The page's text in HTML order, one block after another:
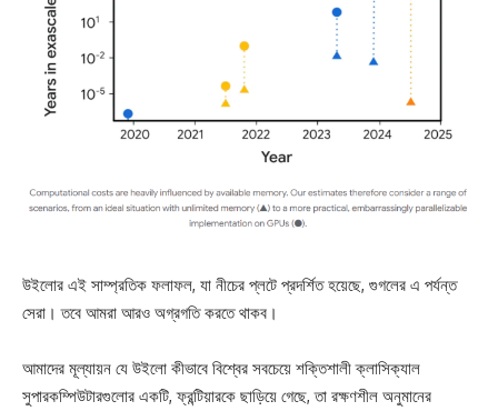
উইলোর এই সাম্প্রতিক ফলাফল, যা নীচের প্লটে প্রদর্শিত হয়েছে, গুগলের এ পর্যন্ত
সেরা। তবে আমরা আরও অগ্রগতি করতে থাকব।
আমাদের মূল্যায়ন যে উইলো কীভাবে বিশ্বের সবচেয়ে শক্তিশালী ক্লাসিক্যাল
সুপারকম্পিউটারগুলোর একটি, ফ্রন্টিয়ারকে ছাড়িয়ে গেছে, তা রক্ষণশীল অনুমানের